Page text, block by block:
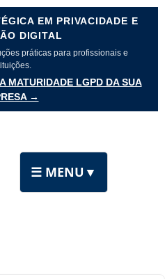
EM PRIVACIDADE E
DIGITAL
práticas para profissionais e
MATURIDADE LGPD DA SUA
→
☰ MENU ▼